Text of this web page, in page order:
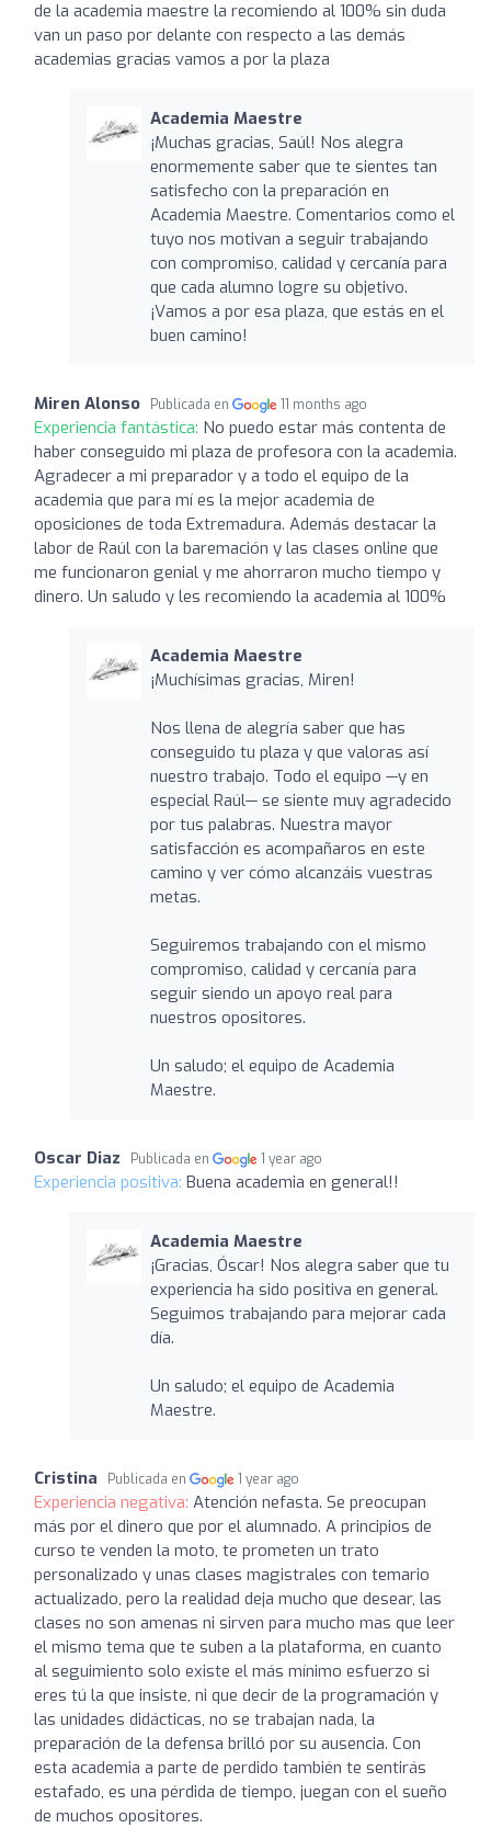
de la academia maestre la recomiendo al 100% sin duda
van un paso por delante con respecto a las demás
academias gracias vamos a por la plaza
Academia Maestre
¡Muchas gracias, Saúl! Nos alegra
enormemente saber que te sientes tan
satisfecho con la preparación en
Academia Maestre. Comentarios como el
tuyo nos motivan a seguir trabajando
con compromiso, calidad y cercanía para
que cada alumno logre su objetivo.
¡Vamos a por esa plaza, que estás en el
buen camino!
Miren Alonso Publicada en 11 months ago
Experiencia fantástica: No puedo estar más contenta de
haber conseguido mi plaza de profesora con la academia.
Agradecer a mi preparador y a todo el equipo de la
academia que para mí es la mejor academia de
oposiciones de toda Extremadura. Además destacar la
labor de Raúl con la baremación y las clases online que
me funcionaron genial y me ahorraron mucho tiempo y
dinero. Un saludo y les recomiendo la academia al 100%
Academia Maestre
¡Muchísimas gracias, Miren!
Nos llena de alegría saber que has
conseguido tu plaza y que valoras así
nuestro trabajo. Todo el equipo —y en
especial Raúl— se siente muy agradecido
por tus palabras. Nuestra mayor
satisfacción es acompañaros en este
camino y ver cómo alcanzáis vuestras
metas.
Seguiremos trabajando con el mismo
compromiso, calidad y cercanía para
seguir siendo un apoyo real para
nuestros opositores.
Un saludo; el equipo de Academia
Maestre.
Oscar Diaz Publicada en 1 year ago
Experiencia positiva: Buena academia en general!!
Academia Maestre
¡Gracias, Óscar! Nos alegra saber que tu
experiencia ha sido positiva en general.
Seguimos trabajando para mejorar cada
día.
Un saludo; el equipo de Academia
Maestre.
Cristina Publicada en 1 year ago
Experiencia negativa: Atención nefasta. Se preocupan
más por el dinero que por el alumnado. A principios de
curso te venden la moto, te prometen un trato
personalizado y unas clases magistrales con temario
actualizado, pero la realidad deja mucho que desear, las
clases no son amenas ni sirven para mucho mas que leer
el mismo tema que te suben a la plataforma, en cuanto
al seguimiento solo existe el más mínimo esfuerzo si
eres tú la que insiste, ni que decir de la programación y
las unidades didácticas, no se trabajan nada, la
preparación de la defensa brilló por su ausencia. Con
esta academia a parte de perdido también te sentirás
estafado, es una pérdida de tiempo, juegan con el sueño
de muchos opositores.